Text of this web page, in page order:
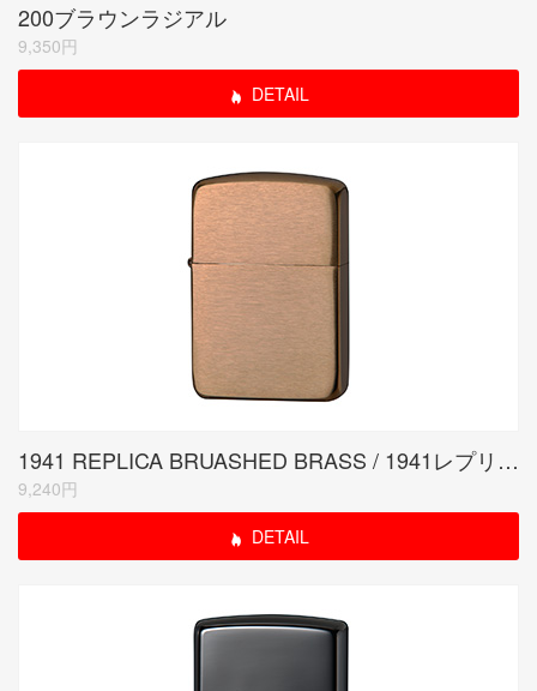
200ブラウンラジアル
9,350円
DETAIL
1941 REPLICA BRUASHED BRASS / 1941レプリカ サテーナ
9,240円
DETAIL